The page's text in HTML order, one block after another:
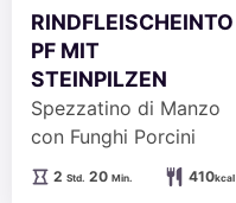
RINDFLEISCHEINTO
PF MIT
STEINPILZEN
Spezzatino di Manzo
con Funghi Porcini
2Stunden
Std. 20Minuten
Min. 410kcal